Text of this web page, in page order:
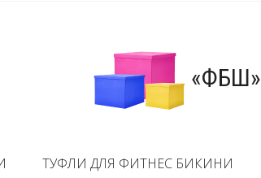
«ФБШ»
ТУФЛИ ДЛЯ ФИТНЕС БИКИНИ